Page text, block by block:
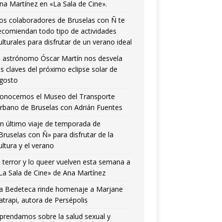
Martínez en «La Sala de Cine».
colaboradores de Bruselas con Ñ te
todo tipo de actividades
para disfrutar de un verano ideal
astrónomo Óscar Martín nos desvela
claves del próximo eclipse solar de
el Museo del Transporte
de Bruselas con Adrián Fuentes
último viaje de temporada de
con Ñ» para disfrutar de la
y el verano
terror y lo queer vuelven esta semana a
Sala de Cine» de Ana Martínez
Bedeteca rinde homenaje a Marjane
autora de Persépolis
sobre la salud sexual y